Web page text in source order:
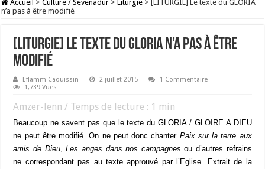
Accueil > Culture / Sevenadur > Liturgie > [LITURGIE] Le texte du GLORIA
n’a pas à être modifié
[LITURGIE] Le texte du GLORIA n’a pas à être
modifié
Eflamm Caouissin 2 juillet 2015
1 Commentaire
1,739 Vues
Amzer-lenn / Temps de lecture : 1 min
Beaucoup ne savent pas que le texte du GLORIA / GLOIRE A DIEU
ne peut être modifié. On ne peut donc chanter Paix sur la terre aux
amis de Dieu,Les anges dans nos campagnes ou d’autres refrains
ne correspondant pas au texte approuvé par l’Eglise. Extrait de la